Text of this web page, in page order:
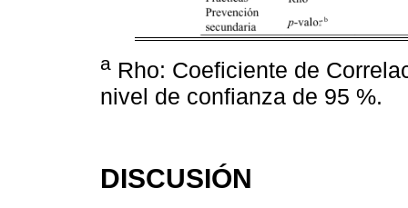
a Rho: Coeficiente de
nivel de confianza de 95 %.
DISCUSIÓN